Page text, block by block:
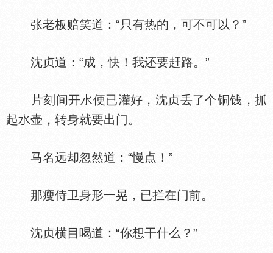
张老板赔笑道：“只有热的，可不可以？”
沈贞道：“成，快！我还要赶路。”
片刻间开
便已灌好，沈贞丢了个铜钱，抓
起
壶，转身就要出门。
马名远却忽然道：“慢点！”
那瘦侍卫身形一晃，已拦在门前。
沈贞横目喝道：“你想干什么？”